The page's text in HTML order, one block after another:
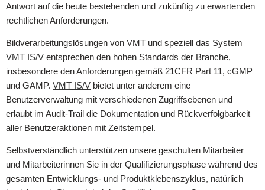
Antwort auf die heute bestehenden und zukünftig zu erwartenden
rechtlichen Anforderungen.
Bildverarbeitungslösungen von VMT und speziell das System
VMT IS/V entsprechen den hohen Standards der Branche,
insbesondere den Anforderungen gemäß 21CFR Part 11, cGMP
und GAMP. VMT IS/V bietet unter anderem eine
Benutzerverwaltung mit verschiedenen Zugriffsebenen und
erlaubt im Audit-Trail die Dokumentation und Rückverfolgbarkeit
aller Benutzeraktionen mit Zeitstempel.
Selbstverständlich unterstützen unsere geschulten Mitarbeiter
und Mitarbeiterinnen Sie in der Qualifizierungsphase während des
gesamten Entwicklungs- und Produktklebenszyklus, natürlich